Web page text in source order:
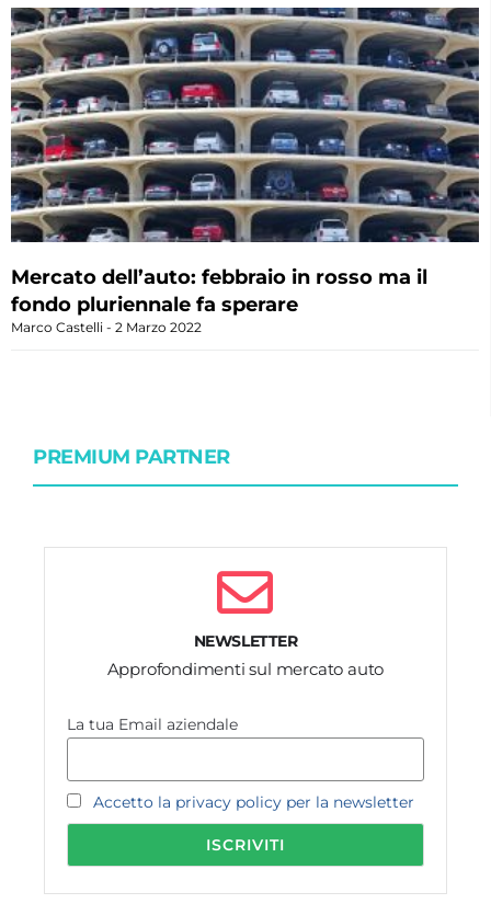
Mercato dell’auto: febbraio in rosso ma il
fondo pluriennale fa sperare
Marco Castelli 2 Marzo 2022
PREMIUM PARTNER
NEWSLETTER
Approfondimenti sul mercato auto
La tua Email aziendale
Accetto la privacy policy per la newsletter